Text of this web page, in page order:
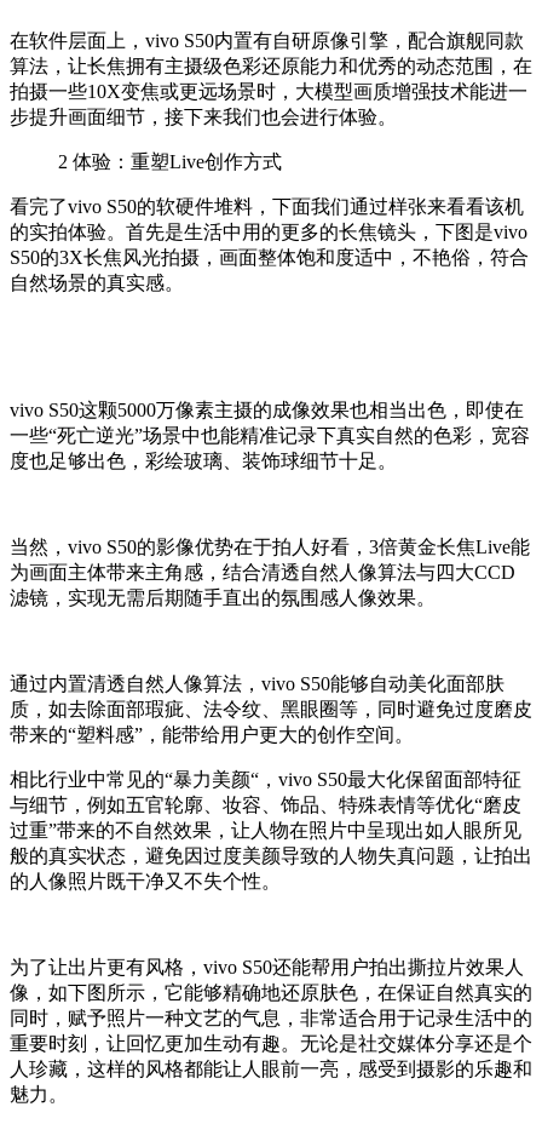
在软件层面上，vivo S50内置有自研原像引擎，配合旗舰同款
算法，让长焦拥有主摄级色彩还原能力和优秀的动态范围，在
拍摄一些10X变焦或更远场景时，大模型画质增强技术能进一
步提升画面细节，接下来我们也会进行体验。
2 体验：重塑Live创作方式
看完了vivo S50的软硬件堆料，下面我们通过样张来看看该机
的实拍体验。首先是生活中用的更多的长焦镜头，下图是vivo
S50的3X长焦风光拍摄，画面整体饱和度适中，不艳俗，符合
自然场景的真实感。
vivo S50这颗5000万像素主摄的成像效果也相当出色，即使在
一些“死亡逆光”场景中也能精准记录下真实自然的色彩， 宽容
度也足够出色，彩绘玻璃、装饰球细节十足。
当然，vivo S50的影像优势在于拍人好看，3倍黄金长焦Live能
为画面主体带来主角感，结合清透自然人像算法与四大CCD
滤镜，实现无需后期随手直出的氛围感人像效果。
通过内置清透自然人像算法，vivo S50能够自动美化面部肤
质，如去除面部瑕疵、法令纹、黑眼圈等，同时避免过度磨皮
带来的“塑料感”， 能带给用户更大的创作空间。
相比行业中常见的“暴力美颜“，vivo S50最大化保留面部特征
与细节，例如五官轮廓、妆容、饰品、特殊表情等优化“磨皮
过重”带来的不自然效果，让人物在照片中呈现出如人眼所见
般的真实状态，避免因过度美颜导致的人物失真问题，让拍出
的人像照片既干净又不失个性。
为了让出片更有风格，vivo S50还能帮用户拍出撕拉片效果人
像，如下图所示，它能够精确地还原肤色，在保证自然真实的
同时，赋予照片一种文艺的气息，非常适合用于记录生活中的
重要时刻，让回忆更加生动有趣。无论是社交媒体分享还是个
人珍藏，这样的风格都能让人眼前一亮，感受到摄影的乐趣和
魅力。